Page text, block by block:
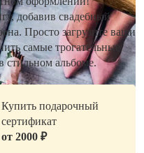
добавив свадебный
Просто загрузите ваши
самые трогательные
стильном альбоме.
Купить подарочный
сертификат
от 2000 ₽